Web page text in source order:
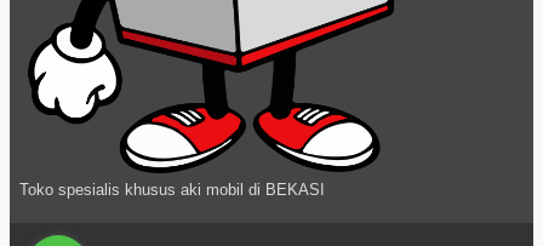
Toko spesialis khusus aki mobil di BEKASI